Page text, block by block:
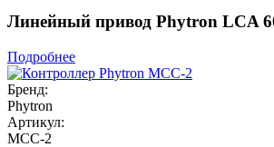
Линейный привод Phytron LCA
Подробнее
Бренд:
Phytron
Артикул:
MCC-2